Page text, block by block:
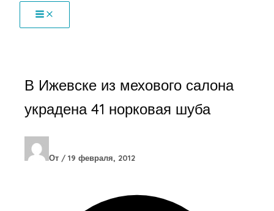
В Ижевске из мехового салона
украдена 41 норковая шуба
От / 19 февраля, 2012